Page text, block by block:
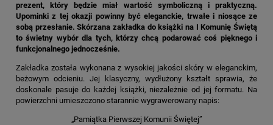
prezent, który będzie miał wartość symboliczną i praktyczną.
Upominki z tej okazji powinny być eleganckie, trwałe i niosące ze
sobą przesłanie. Skórzana zakładka do książki na I Komunię Świętą
to świetny wybór dla tych, którzy chcą podarować coś pięknego i
funkcjonalnego jednocześnie.
Zakładka została wykonana z wysokiej jakości skóry w eleganckim,
beżowym odcieniu. Jej klasyczny, wydłużony kształt sprawia, że
doskonale pasuje do każdej książki, niezależnie od jej formatu. Na
powierzchni umieszczono starannie wygrawerowany napis:
„Pamiątka Pierwszej Komunii Świętej”